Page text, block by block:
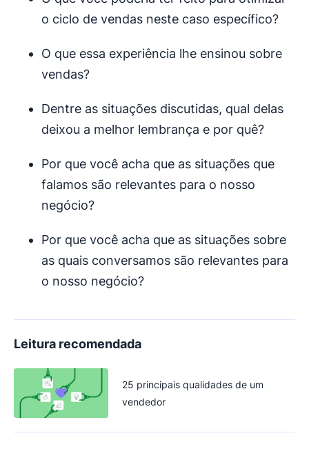
o ciclo de vendas neste caso específico?
O que essa experiência lhe ensinou sobre
vendas?
Dentre as situações discutidas, qual delas
deixou a melhor lembrança e por quê?
Por que você acha que as situações que
falamos são relevantes para o nosso
negócio?
Por que você acha que as situações sobre
as quais conversamos são relevantes para
o nosso negócio?
Leitura recomendada
25 principais qualidades de um
vendedor